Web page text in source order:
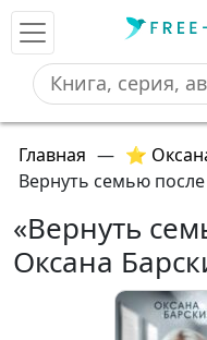
Главная — ⭐
Вернуть семью
«Вернуть
Оксана